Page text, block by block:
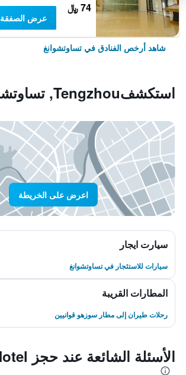
74 ﷼
عرض الصفقة
شاهد أرخص الفنادق في تساوتشوانغ
استكشفTengzhou, تساوتشوانغ
اعرض على الخريطة
سيارت ايجار
سيارات للاستئجار في تساوتشوانغ
المطارات القريبة
رحلات طيران إلى مطار سوزهو قوانيين
الأسئلة الشائعة عند حجز Luban Hotel